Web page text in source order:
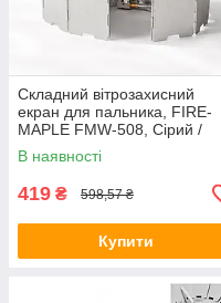
Складний вітрозахисний
екран для пальника, FIRE-
MAPLE FMW-508, Сірий /
Екран для газового пальника
/ Вітрозахист для туризму
В наявності
419 ₴ 598,57 ₴
Купити